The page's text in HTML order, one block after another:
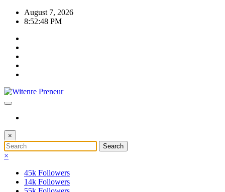
Skip
August 7, 2026
8:52:49 PM
×
×
45k Followers
14k Followers